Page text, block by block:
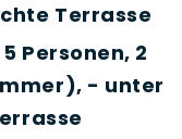
Terrasse
Personen, 2
- unter